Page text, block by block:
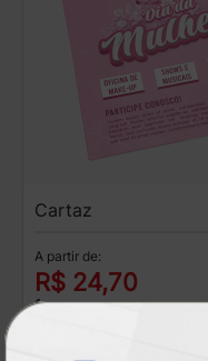
Cartaz
A partir de:
R$ 24,70
1 un.